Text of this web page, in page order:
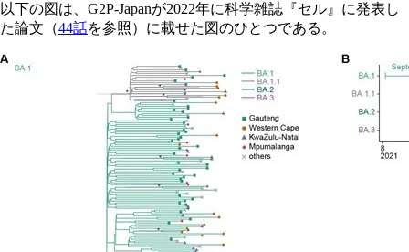
以下の図は、G2P-Japanが2022年に科学雑誌『セル』に発表し
た論文（44話を参照）に載せた図のひとつである。